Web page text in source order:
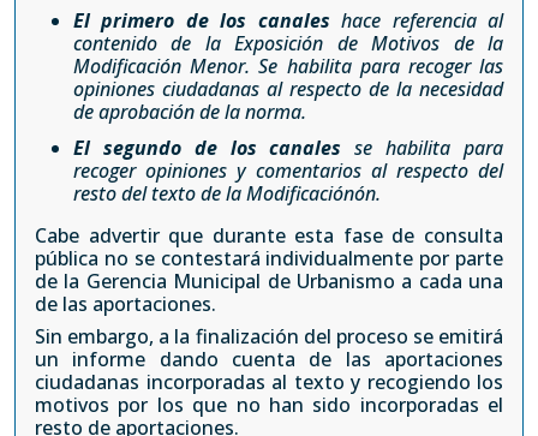
El primero de los canales hace referencia al
contenido de la Exposición de Motivos de la
Modificación Menor. Se habilita para recoger las
opiniones ciudadanas al respecto de la necesidad
de aprobación de la norma.
El segundo de los canales se habilita para
recoger opiniones y comentarios al respecto del
resto del texto de la Modificaciónón.
Cabe advertir que durante esta fase de consulta
pública no se contestará individualmente por parte
de la Gerencia Municipal de Urbanismo a cada una
de las aportaciones.
Sin embargo, a la finalización del proceso se emitirá
un informe dando cuenta de las aportaciones
ciudadanas incorporadas al texto y recogiendo los
motivos por los que no han sido incorporadas el
resto de aportaciones.